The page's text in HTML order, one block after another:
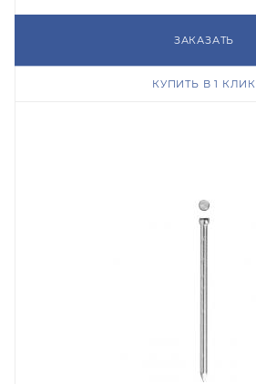
ЗАКАЗАТЬ
КУПИТЬ В 1 КЛИК